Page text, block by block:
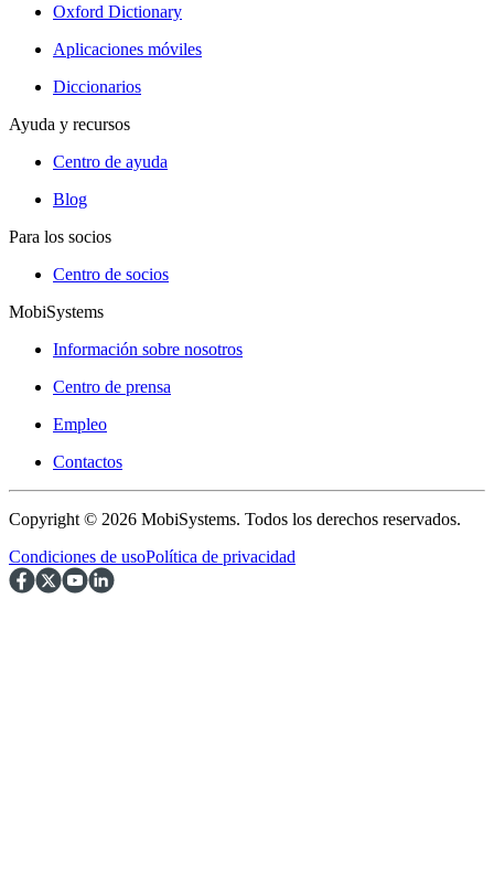
Oxford Dictionary
Aplicaciones móviles
Diccionarios
Ayuda y recursos
Centro de ayuda
Blog
Para los socios
Centro de socios
MobiSystems
Información sobre nosotros
Centro de prensa
Empleo
Contactos
Copyright © 2026 MobiSystems. Todos los derechos reservados.
Condiciones de usoPolítica de privacidad